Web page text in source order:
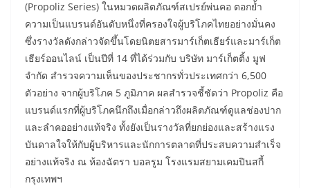
(Propoliz Series) ในหมวดผลิตภัณฑ์สเปรย์พ่นคอ ตอกย้ำ
ความเป็นแบรนด์อันดับหนึ่งที่ครองใจผู้บริโภคไทยอย่างมั่นคง
ซึ่งรางวัลดังกล่าวจัดขึ้นโดยนิตยสารมาร์เก็ตเธียร์และมาร์เก็ต
เธียร์ออนไลน์ เป็นปีที่ 14 ที่ได้ร่วมกับ บริษัท มาร์เก็ตติ้ง มูฟ
จำกัด สำรวจความเห็นของประชากรทั่วประเทศกว่า 6,500
ตัวอย่าง จากผู้บริโภค 5 ภูมิภาค ผลสำรวจชี้ชัดว่า Propoliz คือ
แบรนด์แรกที่ผู้บริโภคนึกถึงเมื่อกล่าวถึงผลิตภัณฑ์ดูแลช่องปาก
และลำคออย่างแท้จริง ทั้งยังเป็นรางวัลที่ยกย่องและสร้างแรง
บันดาลใจให้กับผู้บริหารและนักการตลาดที่ประสบความสำเร็จ
อย่างแท้จริง ณ ห้องฉัตรา บอลรูม โรงแรมสยามเคมปินสกี้
กรุงเทพฯ